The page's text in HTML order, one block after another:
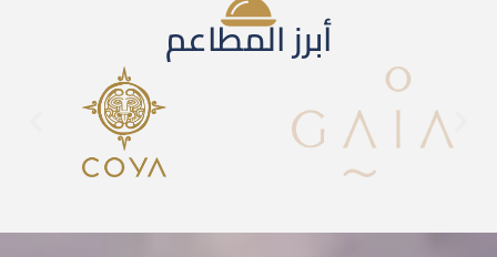
أبرز المطاعم